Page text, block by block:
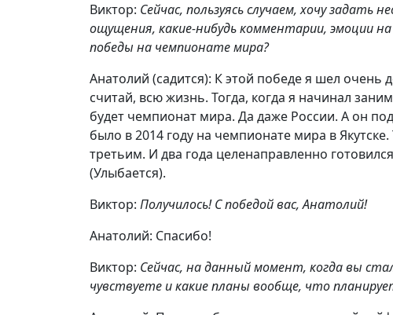
Виктор: Сейчас, пользуясь случаем, хочу задать
ощущения, какие-нибудь комментарии, эмоции
победы на чемпионате мира?
Анатолий (садится): К этой победе я шел очень
считай, всю жизнь. Тогда, когда я начинал
будет чемпионат мира. Да даже России. А он
было в 2014 году на чемпионате мира в
третьим. И два года целенаправленно
(Улыбается).
Виктор: Получилось! С победой вас, Анатолий!
Анатолий: Спасибо!
Виктор: Сейчас, на данный момент, когда вы
чувствуете и какие планы вообще, что